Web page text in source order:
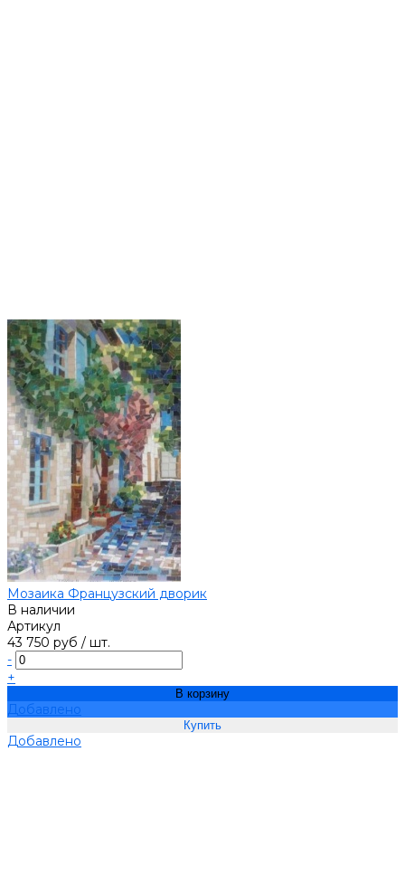
Мозаика Французский дворик
В наличии
Артикул
43 750 руб / шт.
-
+
В корзину
Добавлено
Добавлено